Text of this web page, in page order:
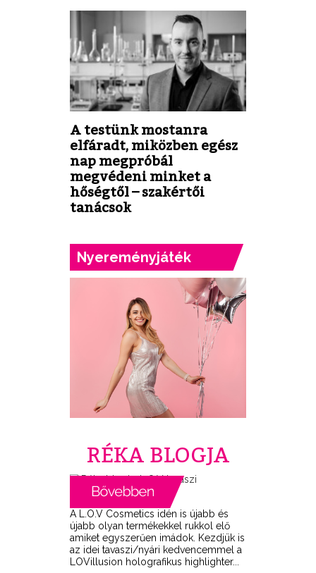
A testünk mostanra
elfáradt, miközben egész
nap megpróbál
megvédeni minket a
hőségtől – szakértői
tanácsok
Nyereményjáték
RÉKA BLOGJA
A L.O.V Cosmetics idén is újabb és
újabb olyan termékekkel rukkol elő
amiket egyszerűen imádok. Kezdjük is
az idei tavaszi/nyári kedvencemmel a
LOVillusion holografikus highlighter...